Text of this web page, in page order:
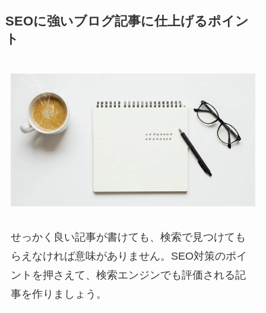
SEOに強いブログ記事に仕上げるポイン
ト
せっかく良い記事が書けても、検索で見つけても
らえなければ意味がありません。SEO対策のポイ
ントを押さえて、検索エンジンでも評価される記
事を作りましょう。